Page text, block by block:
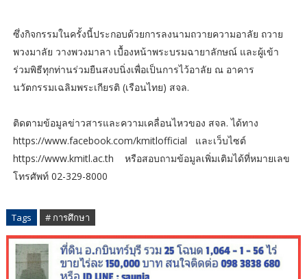
ซึ่งกิจกรรมในครั้งนี้ประกอบด้วยการลงนามถวายความอาลัย ถวาย
พวงมาลัย วางพวงมาลา เบื้องหน้าพระบรมฉายาลักษณ์ และผู้เข้า
ร่วมพิธีทุกท่านร่วมยืนสงบนิ่งเพื่อเป็นการไว้อาลัย ณ อาคาร
นวัตกรรมเฉลิมพระเกียรติ (เรือนไทย) สจล.
ติดตามข้อมูลข่าวสารและความเคลื่อนไหวของ สจล. ได้ทาง
https://www.facebook.com/kmitlofficial และเว็บไซต์
https://www.kmitl.ac.th หรือสอบถามข้อมูลเพิ่มเติมได้ที่หมายเลข
โทรศัพท์ 02-329-8000
Tags # การศึกษา